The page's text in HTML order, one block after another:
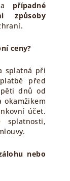
případné
způsoby
ceny?
splatná při
před
dnů od
okamžikem
účet.
splatnosti,
nebo